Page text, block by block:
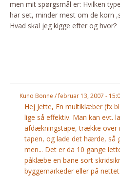
Belægning
Skadedyr
Rengøring Af Overflader
Pletleksikon
men mit spørgsmål er: Hvilken
har set, minder mest om de korn
Hvad skal jeg kigge efter og hvor?
Kuno Bonne / februar 13, 2007 -
Hej Jette, En multiklæber (fx
lige så effektiv. Man kan evt.
afdækningstape, trække over
tapen, og lade det hærde, så
men... Det er da 10 gange
påklæbe en bane sort
byggemarkeder eller på